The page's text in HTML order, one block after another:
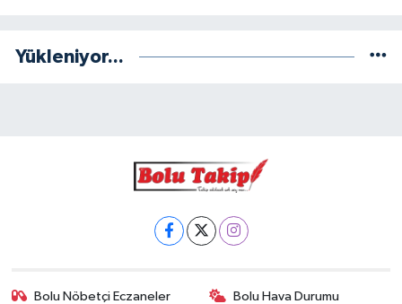
Yükleniyor...
Bolu Nöbetçi Eczaneler Bolu Hava Durumu